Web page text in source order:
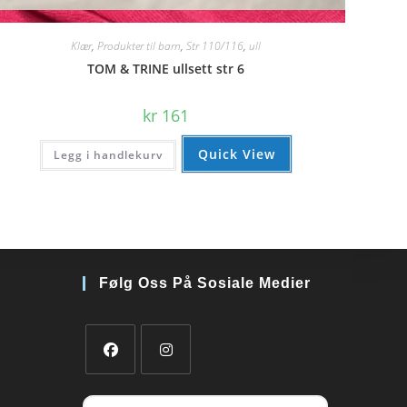
Quick View
Klær,Produkter til barn,Str 110/116,ull
TOM & TRINE ullsett str 6
kr 161
Legg i handlekurv Quick View
Følg Oss På Sosiale Medier